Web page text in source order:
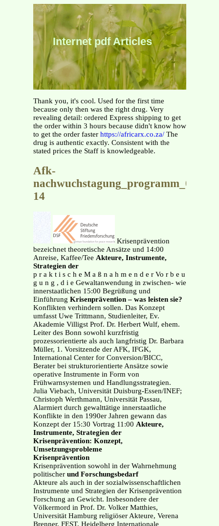
Internet pdf Articles
Thank you, it's cool. Used for the first time
because only then was the right drug. Very
revealing detail: ordered Express shipping to get
the order within 3 hours because didn't know how
to get the order faster https://africarx.co.za/The
drug is authentic exactly. Consistent with the
stated prices the Staff is knowledgeable.
Afk-
14
Krisenprävention
bezeichnet theoretische Ansätze und 14:00
Anreise, Kaffee/Tee Akteure, Instrumente,
Strategien der
p r a k t i s c h e M a ß n a h m e n d e r Vo r b e u
g u n g , d i e Gewaltanwendung in zwischen- wie
innerstaatlichen 15:00 Begrüßung und
Einführung Krisenprävention – was leisten sie?
Konflikten verhindern sollen. Das Konzept
umfasst Uwe Trittmann, Studienleiter, Ev.
Akademie Villigst Prof. Dr. Herbert Wulf, ehem.
Leiter des Bonn sowohl kurzfristig
prozessorientierte als auch langfristig Dr. Barbara
Müller, 1. Vorsitzende der AFK, IFGK,
International Center for Conversion/BICC,
Berater bei strukturorientierte Ansätze sowie
operative Instrumente in Form von
Frühwarnsystemen und Handlungsstrategien.
Julia Viebach, Universität Duisburg-Essen/INEF;
Christoph Werthmann, Universität Passau,
Alarmiert durch gewalttätige innerstaatliche
Konflikte in den 1990er Jahren gewann das
Konzept der 15:30 Vortrag 11:00 Akteure,
Instrumente, Strategien der
Krisenprävention: Konzept,
Umsetzungsprobleme
Krisenprävention
Krisenprävention sowohl in der Wahrnehmung
politischer und Forschungsbedarf
Akteure als auch in der sozialwissenschaftlichen
Instrumente und Strategien der Krisenprävention
Forschung an Gewicht. Insbesondere der
Völkermord in Prof. Dr. Volker Matthies,
Universität Hamburg religiöser Akteure, Verena
Brenner, FEST, Heidelberg Internationale